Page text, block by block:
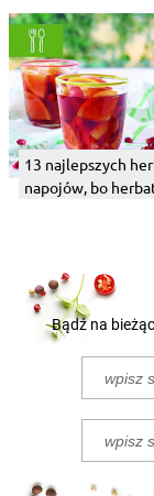
13 najlepszych
napojów, bo
Bądź na